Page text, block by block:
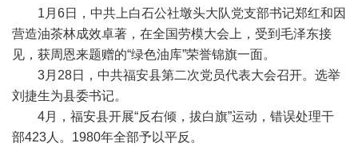
1月6日，中共上白石公社墩头大队党支部书记郑红和因
营造油茶林成效卓著，在全国劳模大会上，受到毛泽东接
见，获周恩来题赠的“绿色油库”荣誉锦旗一面。
3月28日，中共福安县第二次党员代表大会召开。选举
刘捷生为县委书记。
4月，福安县开展“反右倾，拔白旗”运动，错误处理干
部423人。1980年全部予以平反。